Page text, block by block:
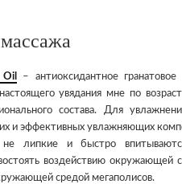
Oil
– антиоксидантное
увядания мне по
состава. Для
и эффективных увлажняющих
липкие и быстро
воздействию окружающей
средой мегаполисов.